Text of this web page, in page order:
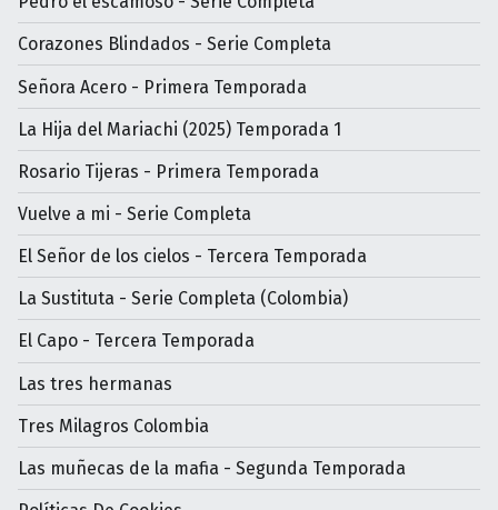
Corazones Blindados - Serie Completa
Señora Acero - Primera Temporada
La Hija del Mariachi (2025) Temporada 1
Rosario Tijeras - Primera Temporada
Vuelve a mi - Serie Completa
El Señor de los cielos - Tercera Temporada
La Sustituta - Serie Completa (Colombia)
El Capo - Tercera Temporada
Las tres hermanas
Tres Milagros Colombia
Las muñecas de la mafia - Segunda Temporada